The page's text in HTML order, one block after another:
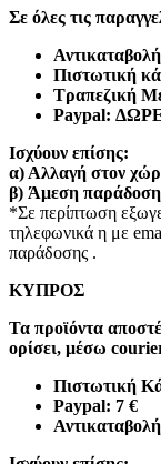
Σε όλες τις
Πιστωτική
Τραπεζική
Paypal:
Ισχύουν επίσης:
α) Αλλαγή στον
β) Άμεση παράδοση
*Σε περίπτωση
τηλεφωνικά η με
παράδοσης .
ΚΥΠΡΟΣ
Τα προϊόντα
ορίσει, μέσω
Πιστωτική
Paypal: 7 €